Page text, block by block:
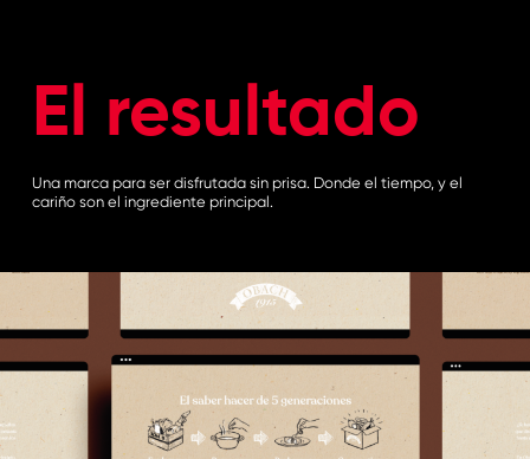
El resultado
Una marca para ser disfrutada sin prisa. Donde el tiempo, y el
cariño son el ingrediente principal.